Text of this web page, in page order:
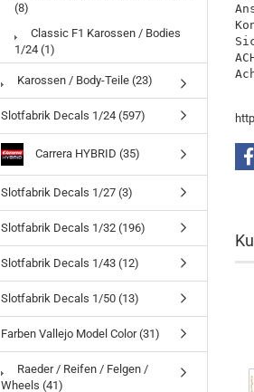
(8)
Classic F1 Karossen / Bodies
1/24 (1)
Karossen / Body-Teile (23)
Slotfabrik Decals 1/24 (597)
Carrera HYBRID (35)
Slotfabrik Decals 1/27 (3)
Slotfabrik Decals 1/32 (196)
Slotfabrik Decals 1/43 (12)
Slotfabrik Decals 1/50 (13)
Farben Vallejo Model Color (31)
Raeder / Reifen / Felgen /
Wheels (41)